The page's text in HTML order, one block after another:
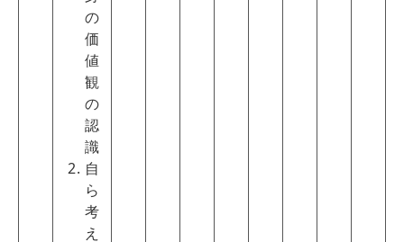
の
価
値
観
の
認
識
自
ら
考
え